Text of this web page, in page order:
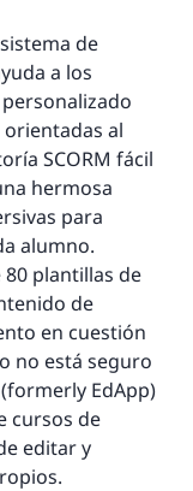
de
a los
al
SCORM fácil
hermosa
para
alumno.
plantillas de
de
en cuestión
no está seguro
EdApp)
cursos de
editar y